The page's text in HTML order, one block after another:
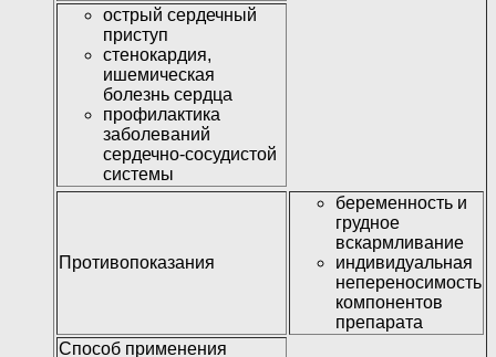
острый сердечный
приступ
стенокардия,
ишемическая
болезнь сердца
профилактика
заболеваний
сердечно-сосудистой
системы
Противопоказания
беременность и
грудное
вскармливание
индивидуальная
непереносимость
компонентов
препарата
Способ применения